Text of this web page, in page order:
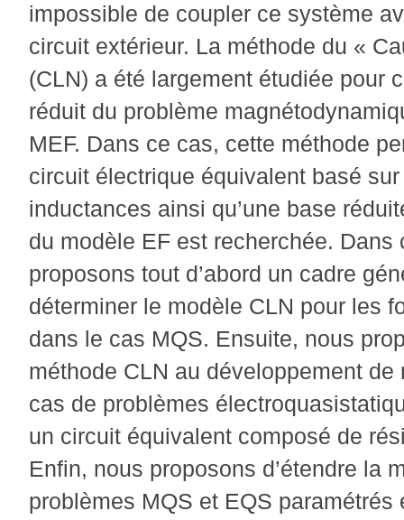
impossible de coupler ce système
circuit extérieur. La méthode du «
(CLN) a été largement étudiée pour
réduit du problème
MEF. Dans ce cas, cette méthode
circuit électrique équivalent basé
inductances ainsi qu’une base
du modèle EF est recherchée. Dans
proposons tout d’abord un cadre
déterminer le modèle CLN pour les
dans le cas MQS. Ensuite, nous
méthode CLN au développement
cas de problèmes
un circuit équivalent composé de
Enfin, nous proposons d’étendre la
problèmes MQS et EQS